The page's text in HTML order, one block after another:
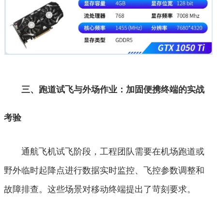
三、跑道试飞与外场作业：加固便携终端的实战
考验
通航飞机试飞阶段，工程团队需要在机场跑道或
野外临时起降点进行数据实时监控、飞控参数调整和
故障排查。这些场景对移动终端提出了苛刻要求。